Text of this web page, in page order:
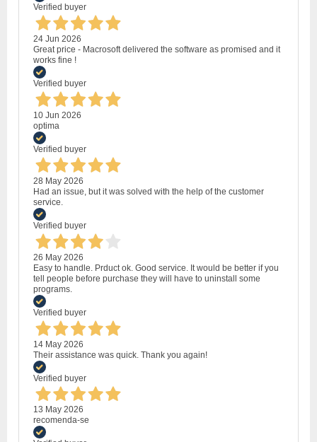
Verified buyer
24 Jun 2026
Great price - Macrosoft delivered the software as promised and it
works fine !
Verified buyer
10 Jun 2026
optima
Verified buyer
28 May 2026
Had an issue, but it was solved with the help of the customer
service.
Verified buyer
26 May 2026
Easy to handle. Prduct ok. Good service. It would be better if you
tell people before purchase they will have to uninstall some
programs.
Verified buyer
14 May 2026
Their assistance was quick. Thank you again!
Verified buyer
13 May 2026
recomenda-se